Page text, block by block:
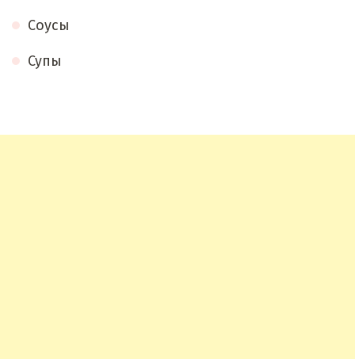
Соусы
Супы